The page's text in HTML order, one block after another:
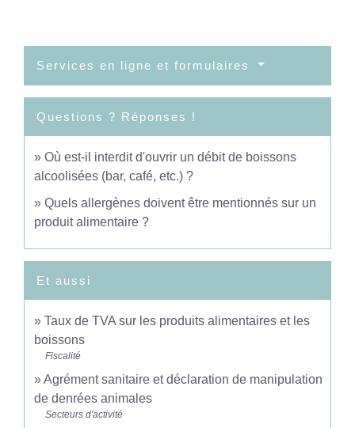
Services en ligne et formulaires
Questions ? Réponses !
Où est-il interdit d'ouvrir un débit de boissons
alcoolisées (bar, café, etc.) ?
Quels allergènes doivent être mentionnés sur un
produit alimentaire ?
Et aussi
Taux de TVA sur les produits alimentaires et les
boissons
Fiscalité
Agrément sanitaire et déclaration de manipulation
de denrées animales
Secteurs d'activité